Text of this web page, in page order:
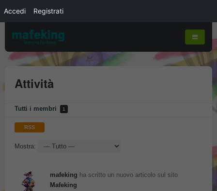
Attività
Tutti i membri 1
RSS
Mostra:
mafeking ha scritto un nuovo articolo sul sito
Mafeking
Accedi Registrati